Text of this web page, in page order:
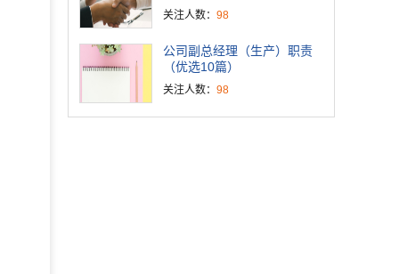
关注人数： 98
公司副总经理（生产）职责
（优选10篇）
关注人数： 98